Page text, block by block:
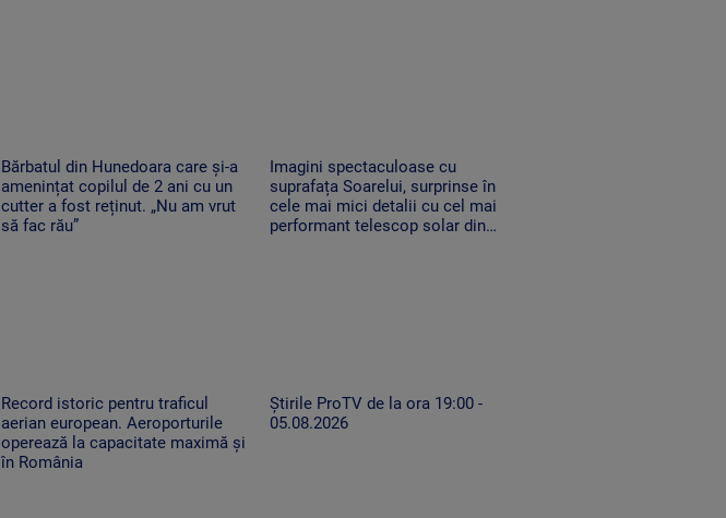
Bărbatul din Hunedoara care și-a
amenințat copilul de 2 ani cu un
cutter a fost reținut. „Nu am vrut
să fac rău”
Imagini spectaculoase cu
suprafața Soarelui, surprinse în
cele mai mici detalii cu cel mai
performant telescop solar din
Record istoric pentru traficul
aerian european. Aeroporturile
operează la capacitate maximă și
în România
Știrile ProTV de la ora 19:00 -
05.08.2026